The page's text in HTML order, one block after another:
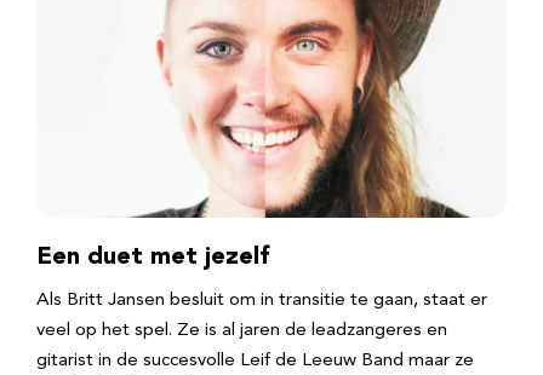
Een duet met jezelf
Als Britt Jansen besluit om in transitie te gaan, staat er
veel op het spel. Ze is al jaren de leadzangeres en
gitarist in de succesvolle Leif de Leeuw Band maar ze